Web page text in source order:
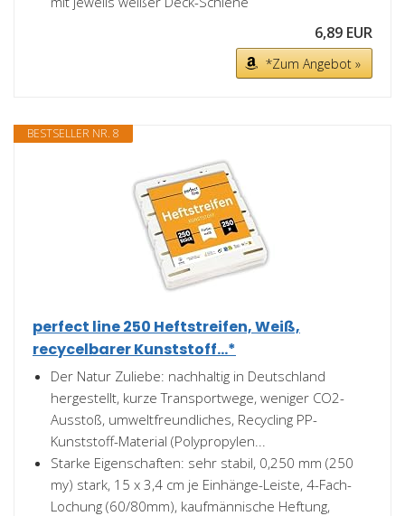
6,89 EUR
*Zum Angebot »
BESTSELLER NR. 8
perfect line 250 Heftstreifen, Weiß,
recycelbarer Kunststoff...*
Der Natur Zuliebe: nachhaltig in Deutschland
hergestellt, kurze Transportwege, weniger CO2-
Ausstoß, umweltfreundliches, Recycling PP-
Kunststoff-Material (Polypropylen...
Starke Eigenschaften: sehr stabil, 0,250 mm (250
my) stark, 15 x 3,4 cm je Einhänge-Leiste, 4-Fach-
Lochung (60/80mm), kaufmännische Heftung,